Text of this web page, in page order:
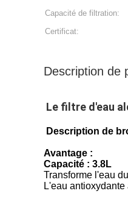
Capacité de filtration:
Certificat:
Description de
Le filtre d'eau
Description de
Avantage :
Capacité : 3.8L
Transforme l'eau
L'eau